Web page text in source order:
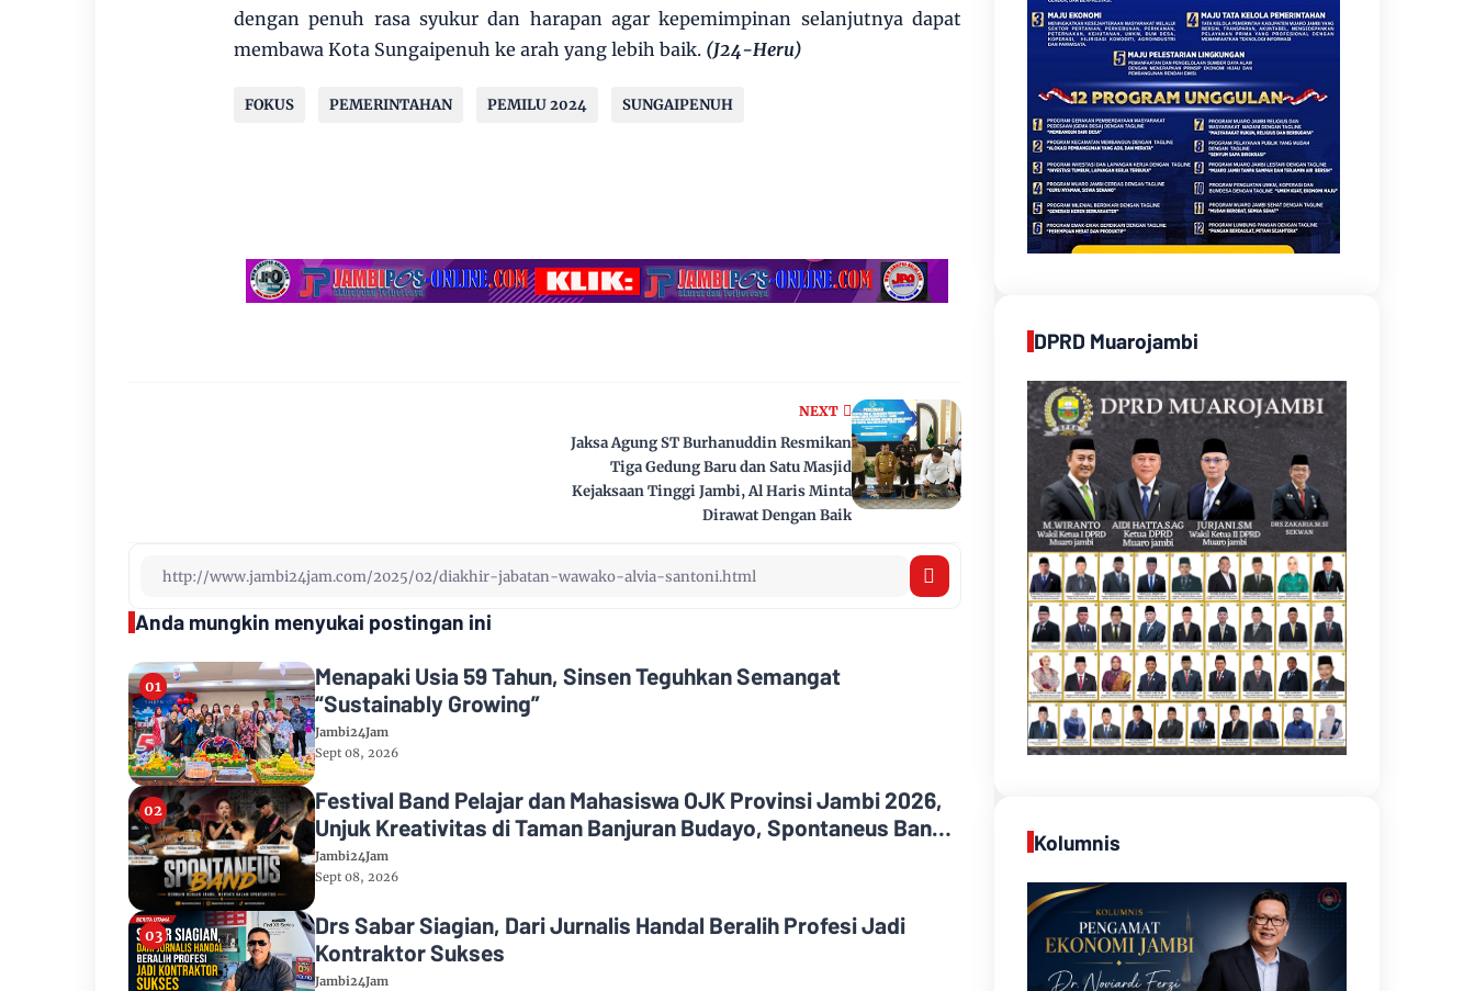
dengan penuh rasa syukur dan harapan agar kepemimpinan selanjutnya dapat
membawa Kota Sungaipenuh ke arah yang lebih baik.(J24-Heru)
FOKUS PEMERINTAHAN PEMILU 2024 SUNGAIPENUH
NEXT
Jaksa Agung ST Burhanuddin Resmikan
Tiga Gedung Baru dan Satu Masjid
Kejaksaan Tinggi Jambi, Al Haris Minta
Dirawat Dengan Baik
Anda mungkin menyukai postingan ini
Menapaki Usia 59 Tahun, Sinsen Teguhkan Semangat
“Sustainably Growing”
Jambi24Jam
Sept 08, 2026
Festival Band Pelajar dan Mahasiswa OJK Provinsi Jambi 2026,
Unjuk Kreativitas di Taman Banjuran Budayo, Spontaneus Band
Raih Juara 2
Jambi24Jam
Sept 08, 2026
Drs Sabar Siagian, Dari Jurnalis Handal Beralih Profesi Jadi
Kontraktor Sukses
Jambi24Jam
DPRD Muarojambi
Kolumnis